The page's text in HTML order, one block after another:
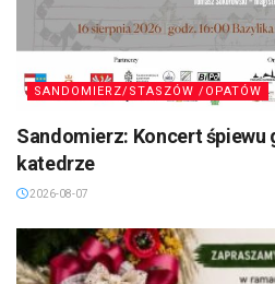
SANDOMIERZ/STASZÓW /OPATÓW
Sandomierz: Koncert
katedrze
2026-08-07